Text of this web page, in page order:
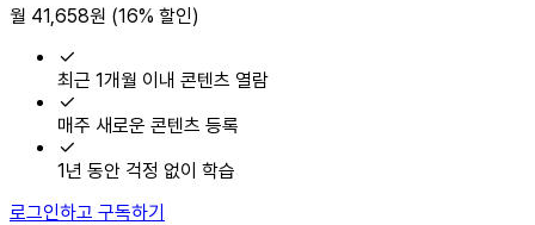
월 41,658원 (16% 할인)
최근 1개월 이내 콘텐츠 열람
매주 새로운 콘텐츠 등록
1년 동안 걱정 없이 학습
로그인하고 구독하기